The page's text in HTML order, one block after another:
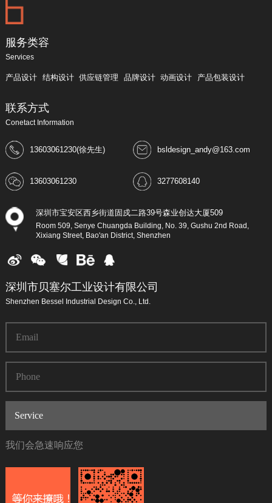
服务类容
Services
产品设计 结构设计 供应链管理 品牌设计 动画设计 产品包装设计
联系方式
Conetact Information
13603061230(徐先生) bsldesign_andy@163.com
13603061230 3277608140
深圳市宝安区西乡街道固戍二路39号森业创达大厦509
Room 509, Senye Chuangda Building, No. 39, Gushu 2nd Road,
Xixiang Street, Bao'an District, Shenzhen
深圳市贝塞尔工业设计有限公司
Shenzhen Bessel Industrial Design Co., Ltd.
我们会急速响应您